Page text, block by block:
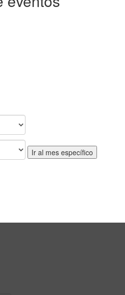
Ir al mes específico